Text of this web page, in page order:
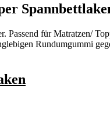
Passend für Matratzen/
Rundumgummi